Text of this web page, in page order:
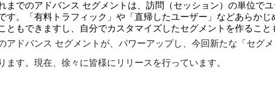
までのアドバンス セグメントは、訪問（セッション）の単位で
す。「有料トラフィック」や「直帰したユーザー」などあらか
ともできますし、自分でカスタマイズしたセグメントを作ること
アドバンス セグメントが、パワーアップし、今回新たな「セグ
ます。現在、徐々に皆様にリリースを行っています。